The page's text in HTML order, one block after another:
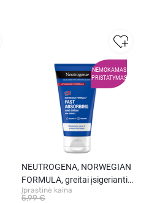
NEMOKAMAS
PRISTATYMAS
NEUTROGENA, NORWEGIAN
FORMULA, greitai įsigeriantis
rankų kremas, 75 ml
Įprastinė kaina
5,99 €